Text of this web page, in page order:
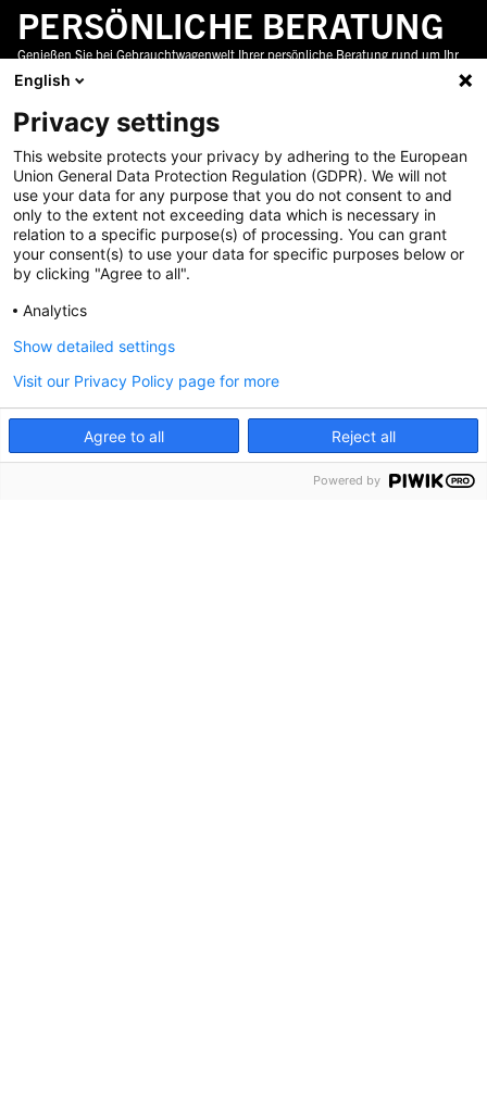
PERSÖNLICHE BERATUNG
Genießen Sie bei Gebrauchtwagenwelt Ihrer persönliche Beratung rund um Ihr
neues Auto in ganz Österreich. Wir unterstützen sie gerne dabei die perfekte
Wahl zu treffen.
24/7 PANNENHOTLINE
Gebrauchtwagenwelt.at bietet Ihnen eine 24/7 Pannenhotline an. Damit Sie mit
ihrem NEUEN Fahrzeug immer sicher unterwegs sind. Ihr Fahrzeug wird zu einer
Vertragswerkstatt gebracht und Ihr Auto ist beim Vertragshändler in den besten
GWW GARANTIE
Alle Fahrzeuge werden bei uns genau geprüft und damit Sie sicher an Ihre Ziele
ALLES AUS EINER HAND
Gebrauchtwagenwelt.at bietet Ihnen alles aus einer Hand an, egal ob
Finanzierung, Versicherung oder Zubehör. Bei uns bekommen Sie das gesamte
Service Denzel
English
Privacy settings
This website protects your privacy by adhering to the European
Union General Data Protection Regulation (GDPR). We will not
use your data for any purpose that you do not consent to and
only to the extent not exceeding data which is necessary in
relation to a specific purpose(s) of processing. You can grant
your consent(s) to use your data for specific purposes below or
by clicking "Agree to all".
Analytics
Agree to all Reject all
Show detailed settings
Visit our Privacy Policy page for more
Powered by